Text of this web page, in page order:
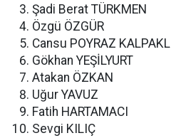
Şadi Berat TÜRKMEN
Özgü ÖZGÜR
Cansu POYRAZ KALPAKLI
Gökhan YEŞİLYURT
Atakan ÖZKAN
Uğur YAVUZ
Fatih HARTAMACI
Sevgi KILIÇ